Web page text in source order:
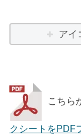
アイ
こちら
クシートをPDF